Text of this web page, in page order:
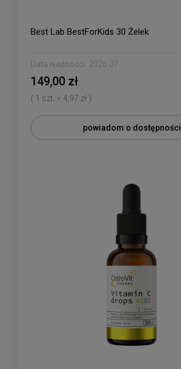
Best Lab BestForKids 30 Żelek
Data ważności: 2026.07
149,00 zł
( 1 szt. = 4,97 zł )
powiadom o dostępności